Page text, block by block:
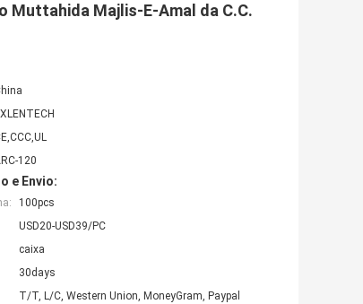
Muttahida Majlis-E-Amal da C.C.
120
e Envio:
100pcs
USD20-USD39/PC
caixa
30days
T/T, L/C, Western Union, MoneyGram, Paypal